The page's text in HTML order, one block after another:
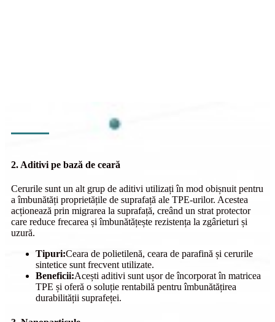
2. Aditivi pe bază de ceară
Cerurile sunt un alt grup de aditivi utilizați în mod obișnuit pentru
a îmbunătăți proprietățile de suprafață ale TPE-urilor. Acestea
acționează prin migrarea la suprafață, creând un strat protector
care reduce frecarea și îmbunătățește rezistența la zgârieturi și
uzură.
Tipuri:Ceara de polietilenă, ceara de parafină și cerurile
sintetice sunt frecvent utilizate.
Beneficii:Acești aditivi sunt ușor de încorporat în matricea
TPE și oferă o soluție rentabilă pentru îmbunătățirea
durabilității suprafeței.